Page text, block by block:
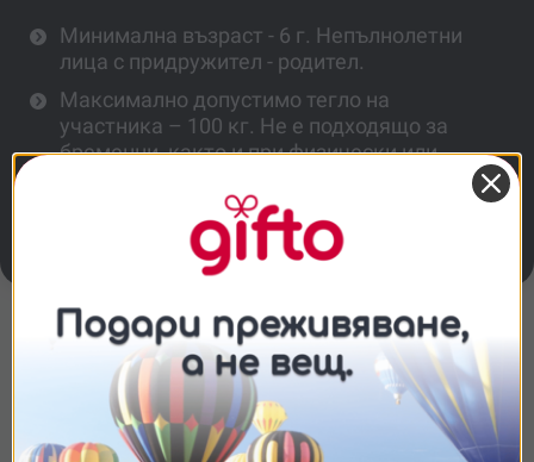
Минимална възраст - 6 г. Непълнолетни
лица с придружител - родител.
Максимално допустимо тегло на
участника – 100 кг. Не е подходящо за
бременни, както и при физически или
Полетът се извършва в компанията на
лицензиран инструктор.
Повече информация
Безопасно ли е летенето с
парапланер?
Съгласие Подробности Относно
Ние използваме бисквитки. Използваме